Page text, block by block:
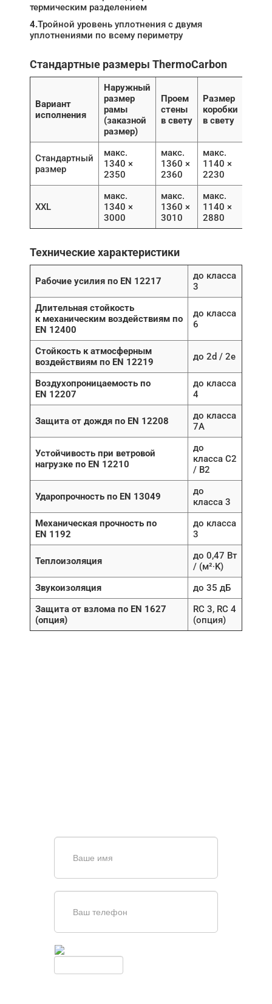
термическим разделением
4.Тройной уровень уплотнения с двумя
уплотнениями по всему периметру
Стандартные размеры ThermoCarbon
Вариант
исполнения
Наружный
размер
рамы
(заказной
размер)
Проем
стены
в свету
Размер
коробки
в свету
Стандартный
размер
макс.
1340 ×
2350
макс.
1360 ×
2360
макс.
1140 ×
2230
XXL
макс.
1340 ×
3000
макс.
1360 ×
3010
макс.
1140 ×
2880
Технические характеристики
Рабочие усилия по EN 12217
до класса
3
Длительная стойкость
к механическим воздействиям по
EN 12400
до класса
6
Стойкость к атмосферным
воздействиям по EN 12219
до 2d / 2e
Воздухопроницаемость по
EN 12207
до класса
4
Защита от дождя по EN 12208
до класса
7A
Устойчивость при ветровой
нагрузке по EN 12210
до
класса C2
/ B2
Ударопрочность по EN 13049
до
класса 3
Механическая прочность по
EN 1192
до класса
3
Теплоизоляция
до 0,47 Вт
/ (м²∙K)
Звукоизоляция
до 35 дБ
Защита от взлома по EN 1627
(опция)
RC 3, RC 4
(опция)